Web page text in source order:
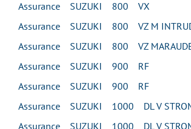
Assurance SUZUKI 800 VX
Assurance SUZUKI 800 VZ M
Assurance SUZUKI 800 VZ
Assurance SUZUKI 900 RF
Assurance SUZUKI 900 RF
Assurance SUZUKI 1000 DL V
Assurance SUZUKI 1000 DL V